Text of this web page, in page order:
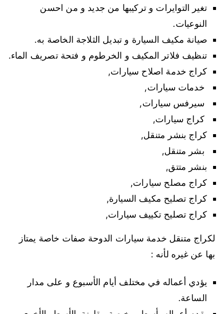
تغير التوايرات و تركيبها من جديد و من احسن
النوعيات.
صيانة مكيف السيارة و تبديل الثلاجة الخاصة به.
تنظيف فلاتر المكيف و الخرطوم و فتحة تصريف الماء.
كراج خدمة اصلاح سيارات,
خدمات سيارات,
سيرفس سيارات,
كراج سيارات,
كراج بنشر متنقل,
بشر متنقل,
بنشر متتق,
كراج مصلح سيارات,
كراج تصليح مكيف السيارة,
كراج تصليح تكييف سيارات,
لكراج متنقل خدمة سيارات الدوحة صفات خاصة يمتاز
بها عن غيره لأنه :
يؤدي أعماله في مختلف أيام الأسبوع و على مدار
الساعة.